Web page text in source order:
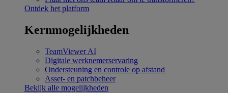
Ontdek het platform
Kernmogelijkheden
TeamViewer AI
Digitale werknemerservaring
Ondersteuning en controle op afstand
Asset- en patchbeheer
Bekijk alle mogelijkheden